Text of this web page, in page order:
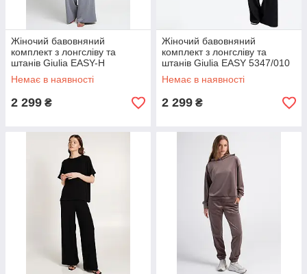
Жіночий бавовняний
комплект з лонгсліву та
штанів Giulia EASY-H
5347/010 S Grey-grey
melange
Немає в наявності
2 299 ₴
Жіночий бавовняний
комплект з лонгсліву та
штанів Giulia EASY 5347/010
XS Black, домашній, з
еластичним поясом
Немає в наявності
2 299 ₴